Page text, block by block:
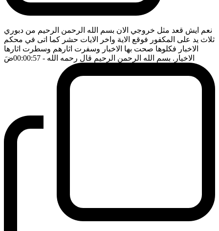
نعم ايش قعد مثل خروجي الان بسم الله الرحمن الرحيم من دبوري
ثلاث يد على المكفور فوقع الاية واخر الايات حشر كما اتى في محكم
الاخبار فكلوها صحت بها الاخبار وسفرت اثارهم وسطرت اثارها
الاخيار. بسم الله الرحمن الرحيم قال رحمه الله - 00:00:57 ضَ